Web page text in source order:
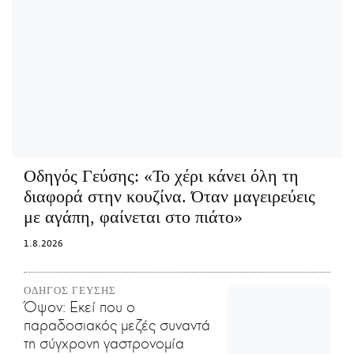
Οδηγός Γεύσης: «Το χέρι κάνει όλη τη
διαφορά στην κουζίνα. Όταν μαγειρεύεις
με αγάπη, φαίνεται στο πιάτο»
1.8.2026
ΟΔΗΓΟΣ ΓΕΥΣΗΣ
Όψον: Εκεί που ο
παραδοσιακός μεζές συναντά
τη σύγχρονη γαστρονομία